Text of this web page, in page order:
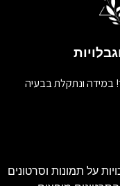
במידה ונתקלת בבעיה
על תמונות וסרטונים